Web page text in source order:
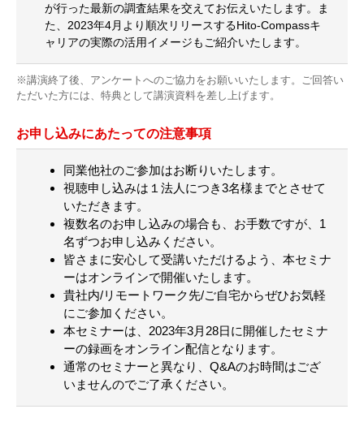
が行った最新の調査結果を交えてお伝えいたします。ま
た、2023年4月より順次リリースするHito-Compassキ
ャリアの実際の活用イメージもご紹介いたします。
※講演終了後、アンケートへのご協力をお願いいたします。ご回答い
ただいた方には、特典として講演資料を差し上げます。
お申し込みにあたっての注意事項
同業他社のご参加はお断りいたします。
視聴申し込みは１法人につき3名様までとさせて
いただきます。
複数名のお申し込みの場合も、お手数ですが、1
名ずつお申し込みください。
皆さまに安心して受講いただけるよう、本セミナ
ーはオンラインで開催いたします。
貴社内/リモートワーク先/ご自宅からぜひお気軽
にご参加ください。
本セミナーは、2023年3月28日に開催したセミナ
ーの録画をオンライン配信となります。
通常のセミナーと異なり、Q&Aのお時間はござ
いませんのでご了承ください。